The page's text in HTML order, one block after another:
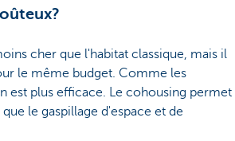
cher que l'habitat classique, mais il
le même budget. Comme les
est plus efficace. Le cohousing permet
le gaspillage d'espace et de